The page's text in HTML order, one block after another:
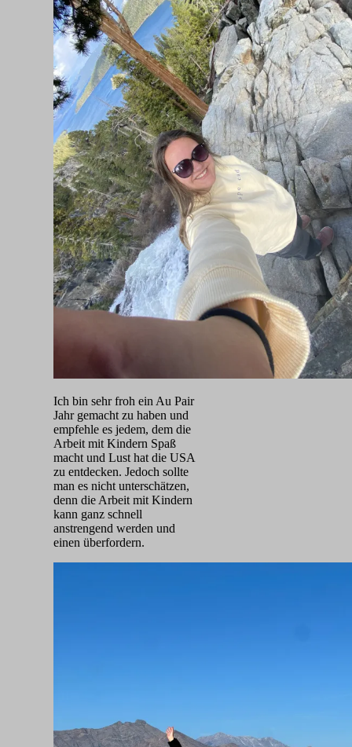
Ich bin sehr froh ein Au Pair
Jahr gemacht zu haben und
empfehle es jedem, dem die
Arbeit mit Kindern Spaß
macht und Lust hat die USA
zu entdecken. Jedoch sollte
man es nicht unterschätzen,
denn die Arbeit mit Kindern
kann ganz schnell
anstrengend werden und
einen überfordern.